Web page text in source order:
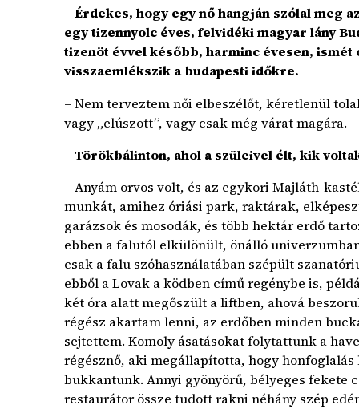
– Érdekes, hogy egy nő hangján szólal meg
egy tizennyolc éves, felvidéki magyar lány
tizenöt évvel később, harminc évesen, ismét
visszaemlékszik a budapesti időkre.
– Nem terveztem női elbeszélőt, kéretlenül
vagy „elúszott”, vagy csak még várat magára.
– Törökbálinton, ahol a szüleivel élt, kik
– Anyám orvos volt, és az egykori Majláth-
munkát, amihez óriási park, raktárak,
garázsok és mosodák, és több hektár erdő
ebben a falutól elkülönült, önálló
csak a falu szóhasználatában szépült
ebből a Lovak a ködben című regénybe is,
két óra alatt megőszült a liftben, ahová
régész akartam lenni, az erdőben minden
sejtettem. Komoly ásatásokat folytattunk a
régésznő, aki megállapította, hogy
bukkantunk. Annyi gyönyörű, bélyeges fekete
restaurátor össze tudott rakni néhány szép